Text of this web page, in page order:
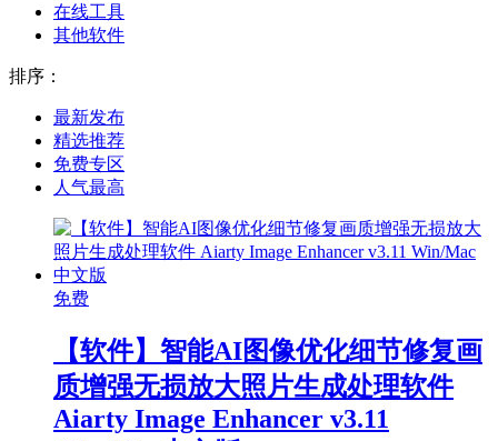
在线工具
其他软件
排序：
最新发布
精选推荐
免费专区
人气最高
免费
【软件】智能AI图像优化细节修复画
质增强无损放大照片生成处理软件
Aiarty Image Enhancer v3.11